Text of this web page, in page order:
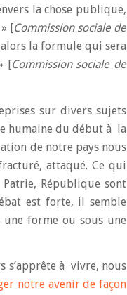
la chose publique,
[Commission sociale de
la formule qui sera
[Commission sociale de
sur divers sujets
humaine du début à la
de notre pays nous
attaqué. Ce qui
République sont
est forte, il semble
forme ou sous une
s’apprête à vivre, nous
notre avenir de façon